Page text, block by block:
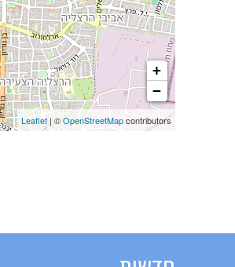
+
−
Leaflet | ©OpenStreetMapcontributors